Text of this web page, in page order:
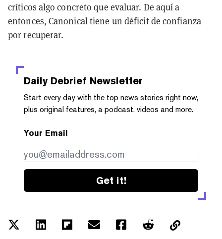
críticos algo concreto que evaluar. De aquí a
entonces, Canonical tiene un déficit de confianza
por recuperar.
Daily Debrief Newsletter
Start every day with the top news stories right now,
plus original features, a podcast, videos and more.
Your Email
Get it!